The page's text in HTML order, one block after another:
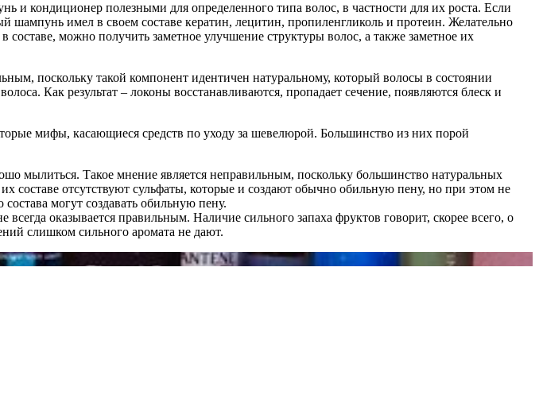
и кондиционер полезными для определенного типа волос, в частности для их роста. Если
имел в своем составе кератин, лецитин, пропиленгликоль и протеин. Желательно
можно получить заметное улучшение структуры волос, а также заметное их
поскольку такой компонент идентичен натуральному, который волосы в состоянии
Как результат – локоны восстанавливаются, пропадает сечение, появляются блеск и
мифы, касающиеся средств по уходу за шевелюрой. Большинство из них порой
мылиться. Такое мнение является неправильным, поскольку большинство натуральных
составе отсутствуют сульфаты, которые и создают обычно обильную пену, но при этом не
могут создавать обильную пену.
оказывается правильным. Наличие сильного запаха фруктов говорит, скорее всего, о
слишком сильного аромата не дают.